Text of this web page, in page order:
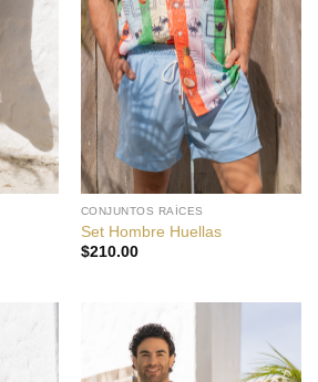
CONJUNTOS RAÍCES
Set Hombre Huellas
$210.00